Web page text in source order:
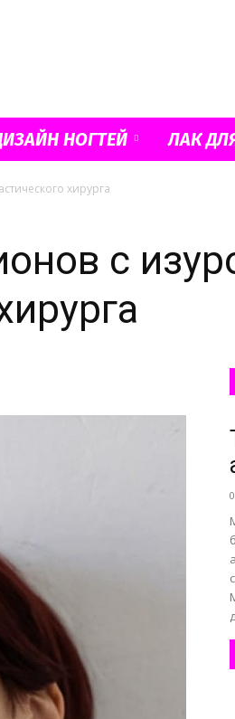
Французский
нем
НОГТЕЙ ЛАК
хирурга
с